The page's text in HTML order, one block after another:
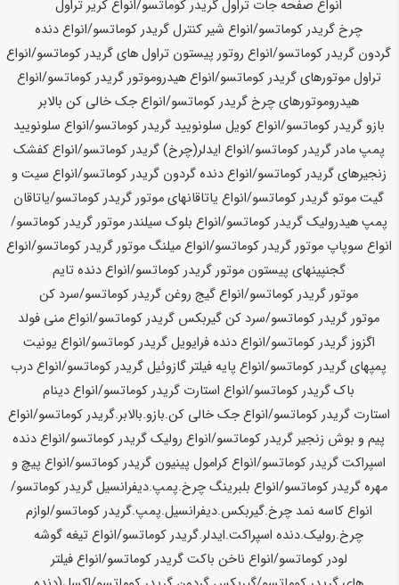
انواع صفحه جات تراول گریدرکوماتسو/انواع کریر تراول
چرخ گریدرکوماتسو/انواع شیر کنترل گریدرکوماتسو/انواع دنده
گردون گریدرکوماتسو/انواع روتور پیستون تراول های گریدرکوماتسو/انواع
تراول موتورهای گریدرکوماتسو/انواع هیدروموتور گریدرکوماتسو/انواع
هیدروموتورهای چرخ گریدرکوماتسو/انواع جک خالی کن بالابر
بازو گریدرکوماتسو/انواع کویل سلونویید گریدرکوماتسو/انواع سلونویید
پمپ مادر گریدرکوماتسو/انواع ایدلر(چرخ) گریدرکوماتسو/انواع کفشک
زنجیرهای گریدرکوماتسو/انواع دنده گردون گریدرکوماتسو/انواع سیت و
گیت موتو گریدرکوماتسو/انواع یاتاقانهای موتور گریدرکوماتسو/یاتاقان
پمپ هیدرولیک گریدرکوماتسو/انواع بلوک سیلندر موتور گریدرکوماتسو/
انواع سوپاپ موتور گریدرکوماتسو/انواع میلنگ موتور گریدرکوماتسو/انواع
گجنپینهای پیستون موتور گریدرکوماتسو/انواع دنده تایم
موتور گریدرکوماتسو/انواع گیج روغن گریدرکوماتسو/سرد کن
موتور گریدرکوماتسو/سرد کن گیربکس گریدرکوماتسو/انواع منی فولد
اگزوز گریدرکوماتسو/انواع دنده فرایویل گریدرکوماتسو/انواع یونیت
پمپهای گریدرکوماتسو/انواع پایه فیلتر گازوئیل گریدرکوماتسو/انواع درب
باک گریدرکوماتسو/انواع استارت گریدرکوماتسو/انواع دینام
استارت گریدرکوماتسو/انواع جک خالی کن.بازو.بالابر.گریدرکوماتسو/انواع
پیم و بوش زنجیر گریدرکوماتسو/انواع رولیک گریدرکوماتسو/انواع دنده
اسپراکت گریدرکوماتسو/انواع کرامول پینیون گریدرکوماتسو/انواع پیچ و
مهره گریدرکوماتسو/انواع بلبرینگ چرخ.پمپ.دیفرانسیل گریدرکوماتسو/
انواع کاسه نمد چرخ.گیربکس.دیفرانسیل.پمپ.گریدرکوماتسو/لوازم
چرخ.رولیک.دنده اسپراکت.ایدلر.گریدرکوماتسو/انواع تیغه گوشه
لودرکوماتسو/انواع ناخن باکت گریدرکوماتسو/انواع فیلتر